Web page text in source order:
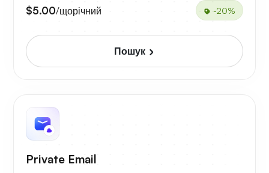
$5.00/щорічний -20%
Пошук
Private Email